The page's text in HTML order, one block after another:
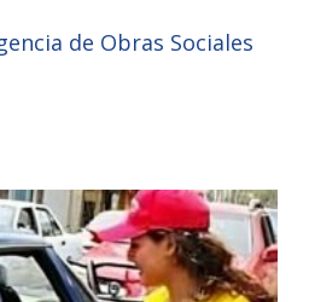
de Obras Sociales